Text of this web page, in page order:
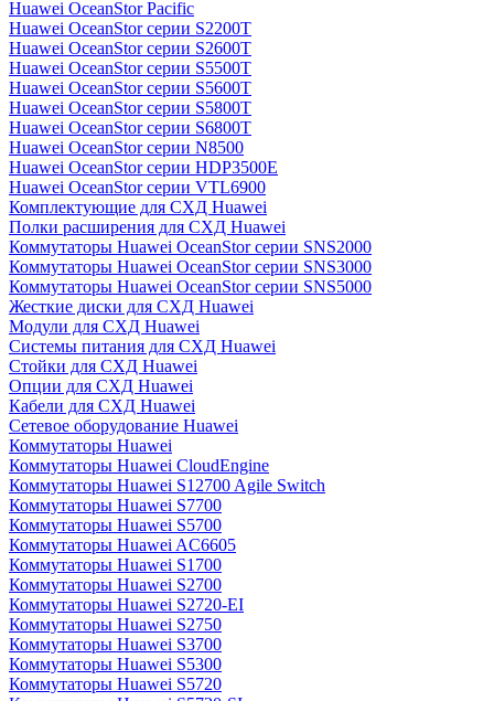
Huawei OceanStor Pacific
Huawei OceanStor серии S2200T
Huawei OceanStor серии S2600T
Huawei OceanStor серии S5500T
Huawei OceanStor серии S5600T
Huawei OceanStor серии S5800T
Huawei OceanStor серии S6800T
Huawei OceanStor серии N8500
Huawei OceanStor серии HDP3500E
Huawei OceanStor серии VTL6900
Комплектующие для СХД Huawei
Полки расширения для СХД Huawei
Коммутаторы Huawei OceanStor серии SNS2000
Коммутаторы Huawei OceanStor серии SNS3000
Коммутаторы Huawei OceanStor серии SNS5000
Жесткие диски для СХД Huawei
Модули для СХД Huawei
Системы питания для СХД Huawei
Стойки для СХД Huawei
Опции для СХД Huawei
Кабели для СХД Huawei
Сетевое оборудование Huawei
Коммутаторы Huawei
Коммутаторы Huawei CloudEngine
Коммутаторы Huawei S12700 Agile Switch
Коммутаторы Huawei S7700
Коммутаторы Huawei S5700
Коммутаторы Huawei AC6605
Коммутаторы Huawei S1700
Коммутаторы Huawei S2700
Коммутаторы Huawei S2720-EI
Коммутаторы Huawei S2750
Коммутаторы Huawei S3700
Коммутаторы Huawei S5300
Коммутаторы Huawei S5720